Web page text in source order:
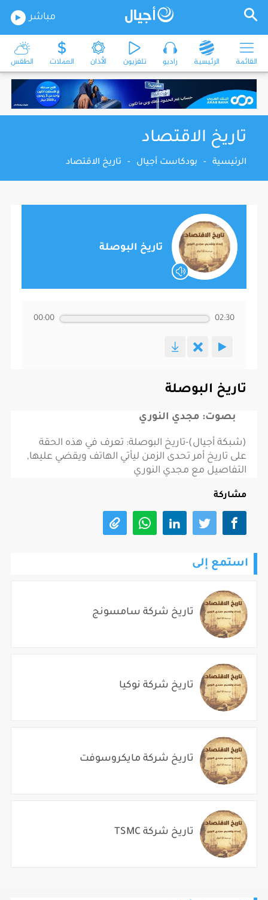
مباشر
القائمة الرئيسية راديو تلفزيون الأذان العملات الطقس
تاريخ الاقتصاد
الرئيسية - بودكاست أجيال - تاريخ الاقتصاد
تاريخ البوصلة
00:00 02:30
تاريخ البوصلة
بصوت: مجدي النوري
(شبكة أجيال)-تاريخ البوصلة: تعرف في هذه الحقة
على تاريخ أمر تحدى الزمن ليأتي الهاتف ويقضي عليها,
التفاصيل مع مجدي النوري
مشاركة
استمع إلى
تاريخ شركة سامسونج
تاريخ شركة نوكيا
تاريخ شركة مايكروسوفت
تاريخ شركة TSMC